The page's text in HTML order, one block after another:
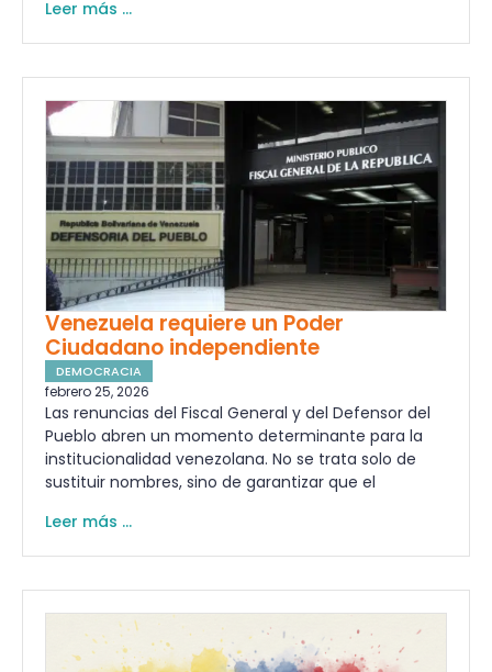
Leer más ...
Venezuela requiere un Poder
Ciudadano independiente
DEMOCRACIA
febrero 25, 2026
Las renuncias del Fiscal General y del Defensor del
Pueblo abren un momento determinante para la
institucionalidad venezolana. No se trata solo de
sustituir nombres, sino de garantizar que el
Leer más ...